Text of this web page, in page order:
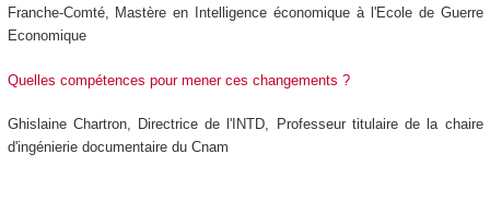
Franche-Comté, Mastère en Intelligence économique à l'Ecole de Guerre
Economique
Quelles compétences pour mener ces changements ?
Ghislaine Chartron, Directrice de l'INTD, Professeur titulaire de la chaire
d'ingénierie documentaire du Cnam